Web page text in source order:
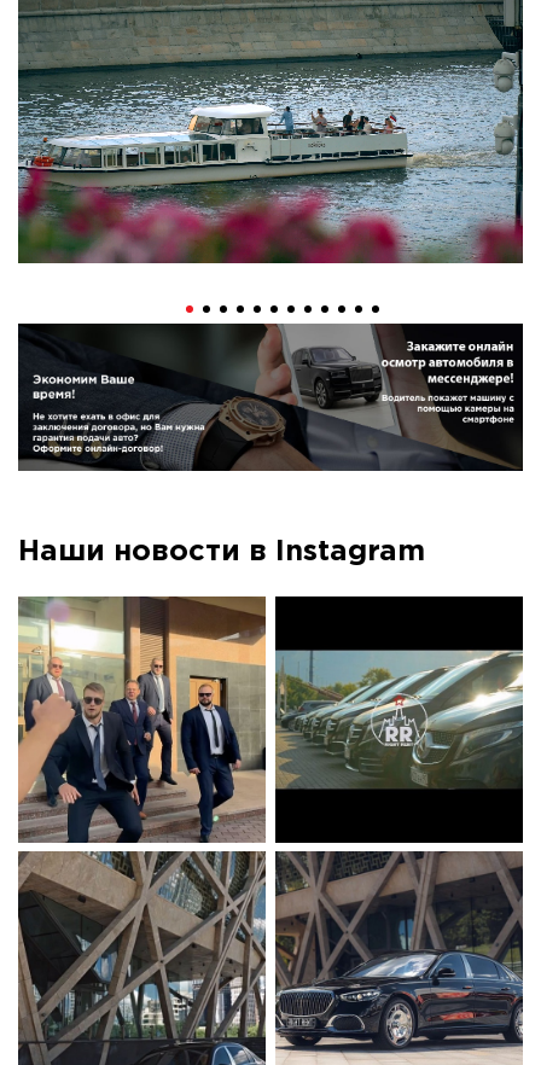
Наши новости в Instagram